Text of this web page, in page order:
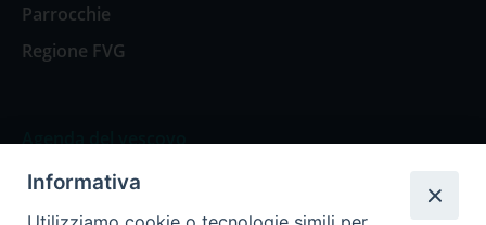
Parrocchie
Regione FVG
Agenda del vescovo
Agenda del vescovo
Informativa